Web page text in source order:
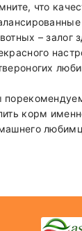
что
– залог
корм